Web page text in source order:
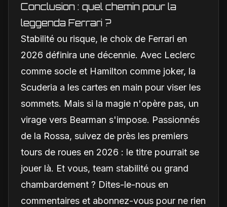
Conclusion : quel chemin pour la
leggenda Ferrari ?
Stabilité ou risque, le choix de Ferrari en
2026 définira une décennie. Avec Leclerc
comme socle et Hamilton comme joker, la
Scuderia a les cartes en main pour viser les
sommets. Mais si la magie n'opère pas, un
virage vers Bearman s'impose. Passionnés
de la Rossa, suivez de près les premiers
tours de roues en 2026 : le titre pourrait se
jouer là. Et vous, team stabilité ou grand
chambardement ? Dites-le-nous en
commentaires et abonnez-vous pour ne rien